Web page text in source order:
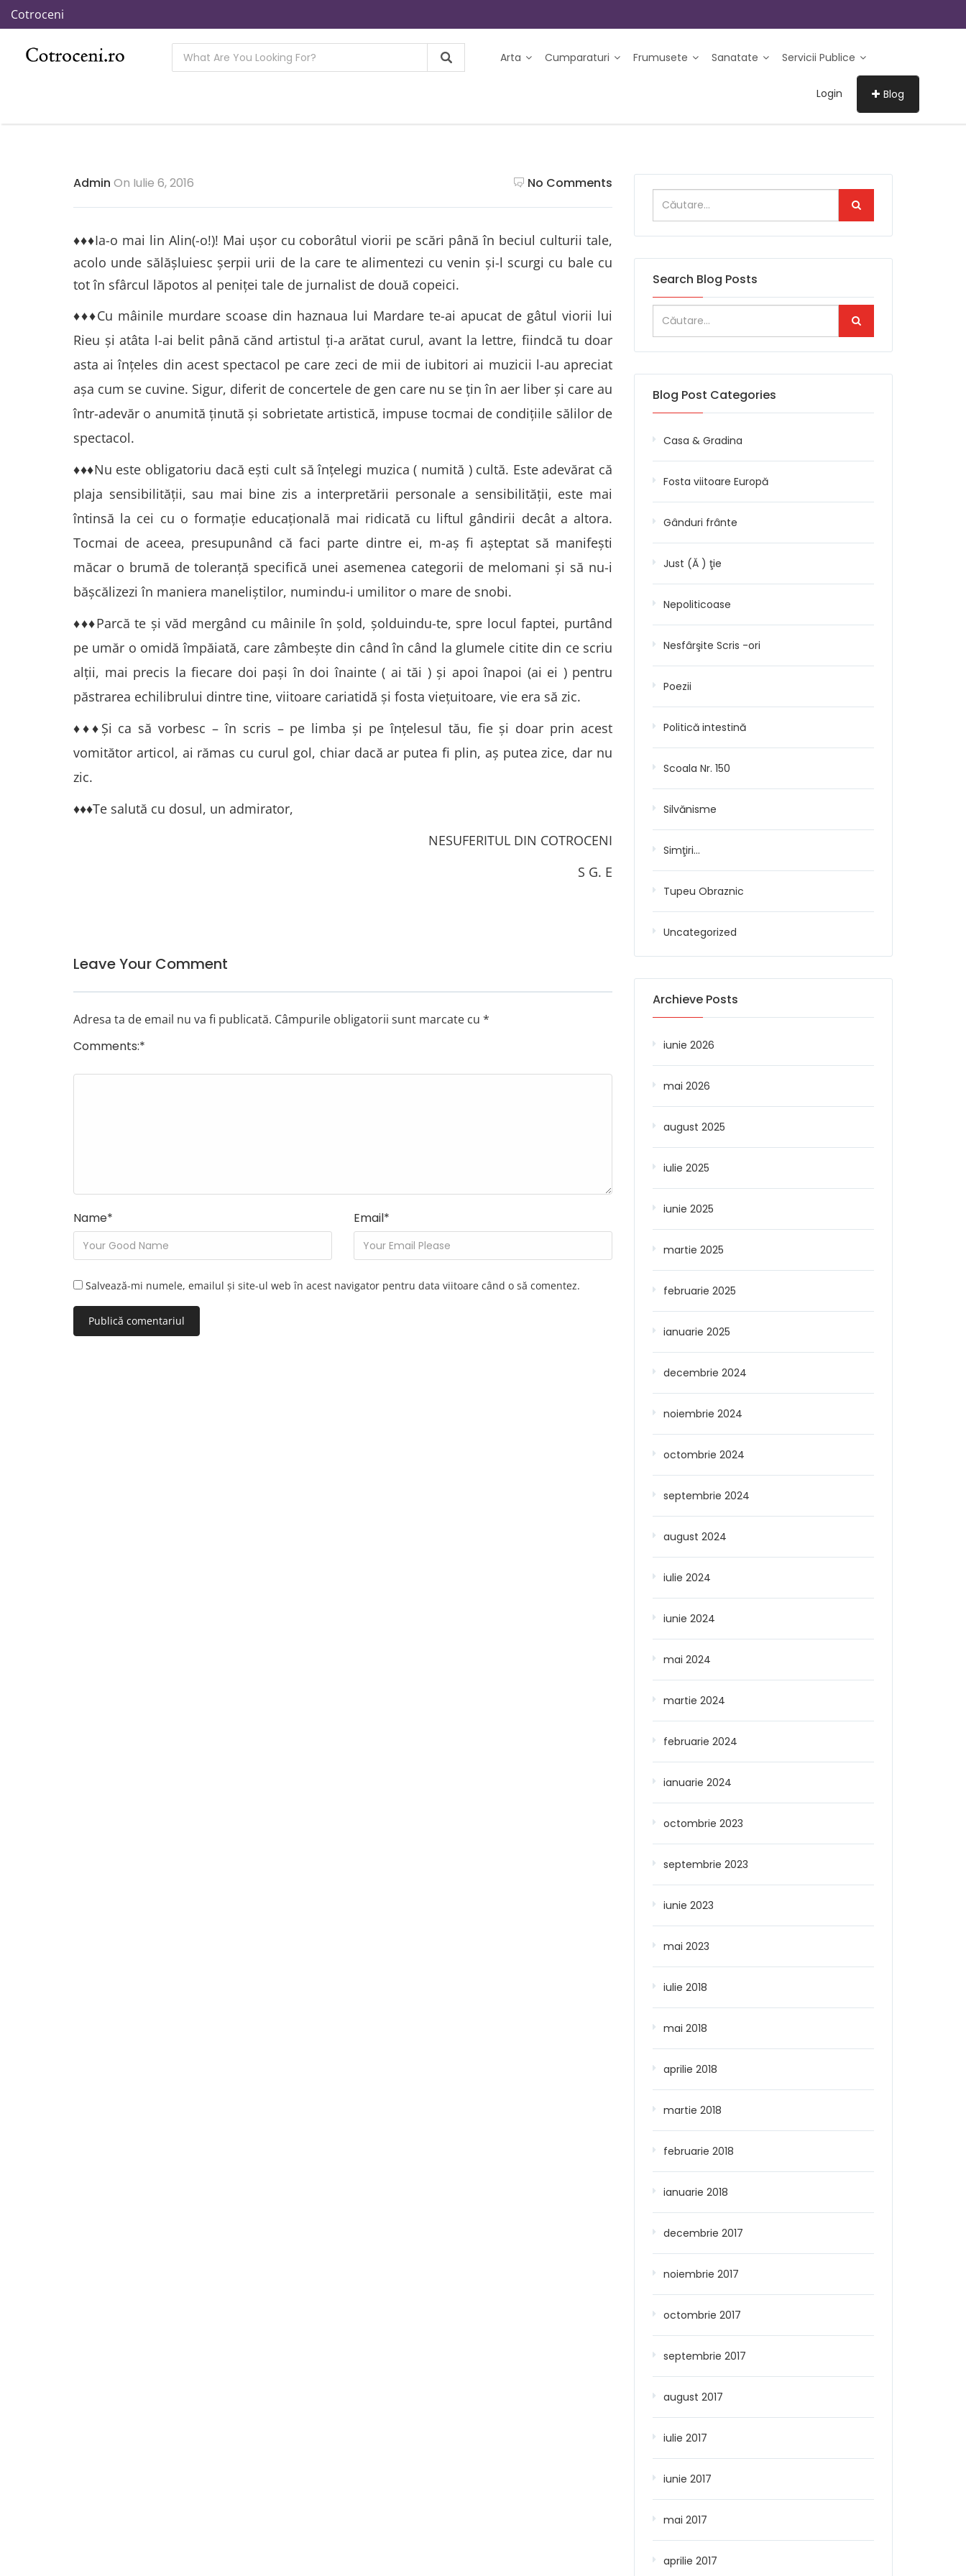
Cotroceni
Arta Cumparaturi Frumusete Sanatate Servicii Publice
Login Blog
Admin On Iulie 6, 2016 No Comments
♦♦♦Ia-o mai lin Alin(-o!)! Mai uşor cu coborâtul viorii pe scări până în beciul culturii tale,
acolo unde sălăşluiesc şerpii urii de la care te alimentezi cu venin şi-l scurgi cu bale cu
tot în sfârcul lăpotos al peniţei tale de jurnalist de două copeici.
♦♦♦Cu mâinile murdare scoase din haznaua lui Mardare te-ai apucat de gâtul viorii lui
Rieu şi atâta l-ai belit până cănd artistul ţi-a arătat curul, avant la lettre, fiindcă tu doar
asta ai înţeles din acest spectacol pe care zeci de mii de iubitori ai muzicii l-au apreciat
aşa cum se cuvine. Sigur, diferit de concertele de gen care nu se ţin în aer liber şi care au
într-adevăr o anumită ţinută şi sobrietate artistică, impuse tocmai de condiţiile sălilor de
spectacol.
♦♦♦Nu este obligatoriu dacă eşti cult să înţelegi muzica ( numită ) cultă. Este adevărat că
plaja sensibilităţii, sau mai bine zis a interpretării personale a sensibilităţii, este mai
întinsă la cei cu o formaţie educaţională mai ridicată cu liftul gândirii decât a altora.
Tocmai de aceea, presupunând că faci parte dintre ei, m-aş fi aşteptat să manifeşti
măcar o brumă de toleranţă specifică unei asemenea categorii de melomani şi să nu-i
băşcălizezi în maniera maneliştilor, numindu-i umilitor o mare de snobi.
♦♦♦Parcă te şi văd mergând cu mâinile în şold, şolduindu-te, spre locul faptei, purtând
pe umăr o omidă împăiată, care zâmbeşte din când în când la glumele citite din ce scriu
alţii, mai precis la fiecare doi paşi în doi înainte ( ai tăi ) şi apoi înapoi (ai ei ) pentru
păstrarea echilibrului dintre tine, viitoare cariatidă şi fosta vieţuitoare, vie era să zic.
♦♦♦Şi ca să vorbesc – în scris – pe limba şi pe înţelesul tău, fie şi doar prin acest
vomitător articol, ai rămas cu curul gol, chiar dacă ar putea fi plin, aş putea zice, dar nu
zic.
♦♦♦Te salută cu dosul, un admirator,
NESUFERITUL DIN COTROCENI
S G. E
Leave Your Comment
Adresa ta de email nu va fi publicată. Câmpurile obligatorii sunt marcate cu *
Comments:*
Name* Email*
Salvează-mi numele, emailul și site-ul web în acest navigator pentru data viitoare când o să comentez.
Search Blog Posts
Blog Post Categories
Casa & Gradina
Fosta viitoare Europă
Gânduri frânte
Just (Ă ) ţie
Nepoliticoase
Nesfârşite Scris -ori
Poezii
Politică intestină
Scoala Nr. 150
Silvănisme
Simţiri…
Tupeu Obraznic
Uncategorized
Archieve Posts
iunie 2026
mai 2026
august 2025
iulie 2025
iunie 2025
martie 2025
februarie 2025
ianuarie 2025
decembrie 2024
noiembrie 2024
octombrie 2024
septembrie 2024
august 2024
iulie 2024
iunie 2024
mai 2024
martie 2024
februarie 2024
ianuarie 2024
octombrie 2023
septembrie 2023
iunie 2023
mai 2023
iulie 2018
mai 2018
aprilie 2018
martie 2018
februarie 2018
ianuarie 2018
decembrie 2017
noiembrie 2017
octombrie 2017
septembrie 2017
august 2017
iulie 2017
iunie 2017
mai 2017
aprilie 2017